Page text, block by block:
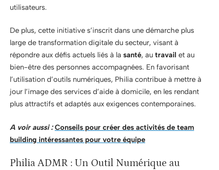
utilisateurs.
De plus, cette initiative s’inscrit dans une démarche plus
large de transformation digitale du secteur, visant à
répondre aux défis actuels liés à la santé, au travail et au
bien-être des personnes accompagnées. En favorisant
l’utilisation d’outils numériques, Philia contribue à mettre à
jour l’image des services d’aide à domicile, en les rendant
plus attractifs et adaptés aux exigences contemporaines.
A voir aussi : Conseils pour créer des activités de team
building intéressantes pour votre équipe
Philia ADMR : Un Outil Numérique au